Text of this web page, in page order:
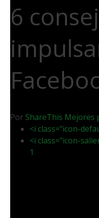
6
Por ShareThis Mejores
<i class="icon-
<i class="icon-
1